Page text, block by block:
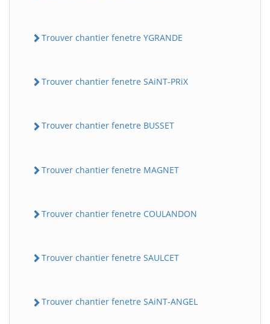
Trouver chantier fenetre YGRANDE
Trouver chantier fenetre SAiNT-PRiX
Trouver chantier fenetre BUSSET
Trouver chantier fenetre MAGNET
Trouver chantier fenetre COULANDON
Trouver chantier fenetre SAULCET
Trouver chantier fenetre SAiNT-ANGEL